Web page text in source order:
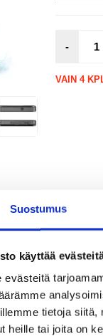
Suostumus
käyttää
evästeitä
tietoja
heille tai joita on
-
VAIN 4
KYSYMYKSIÄ?
- Samsung